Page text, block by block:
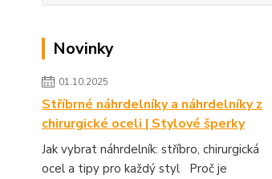
Novinky
01.10.2025
Stříbrné náhrdelníky a náhrdelníky z
chirurgické oceli | Stylové šperky
Jak vybrat náhrdelník: stříbro, chirurgická
ocel a tipy pro každý styl Proč je